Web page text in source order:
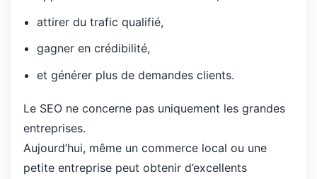
attirer du trafic qualifié,
gagner en crédibilité,
et générer plus de demandes clients.
Le SEO ne concerne pas uniquement les grandes
entreprises.
Aujourd’hui, même un commerce local ou une
petite entreprise peut obtenir d’excellents